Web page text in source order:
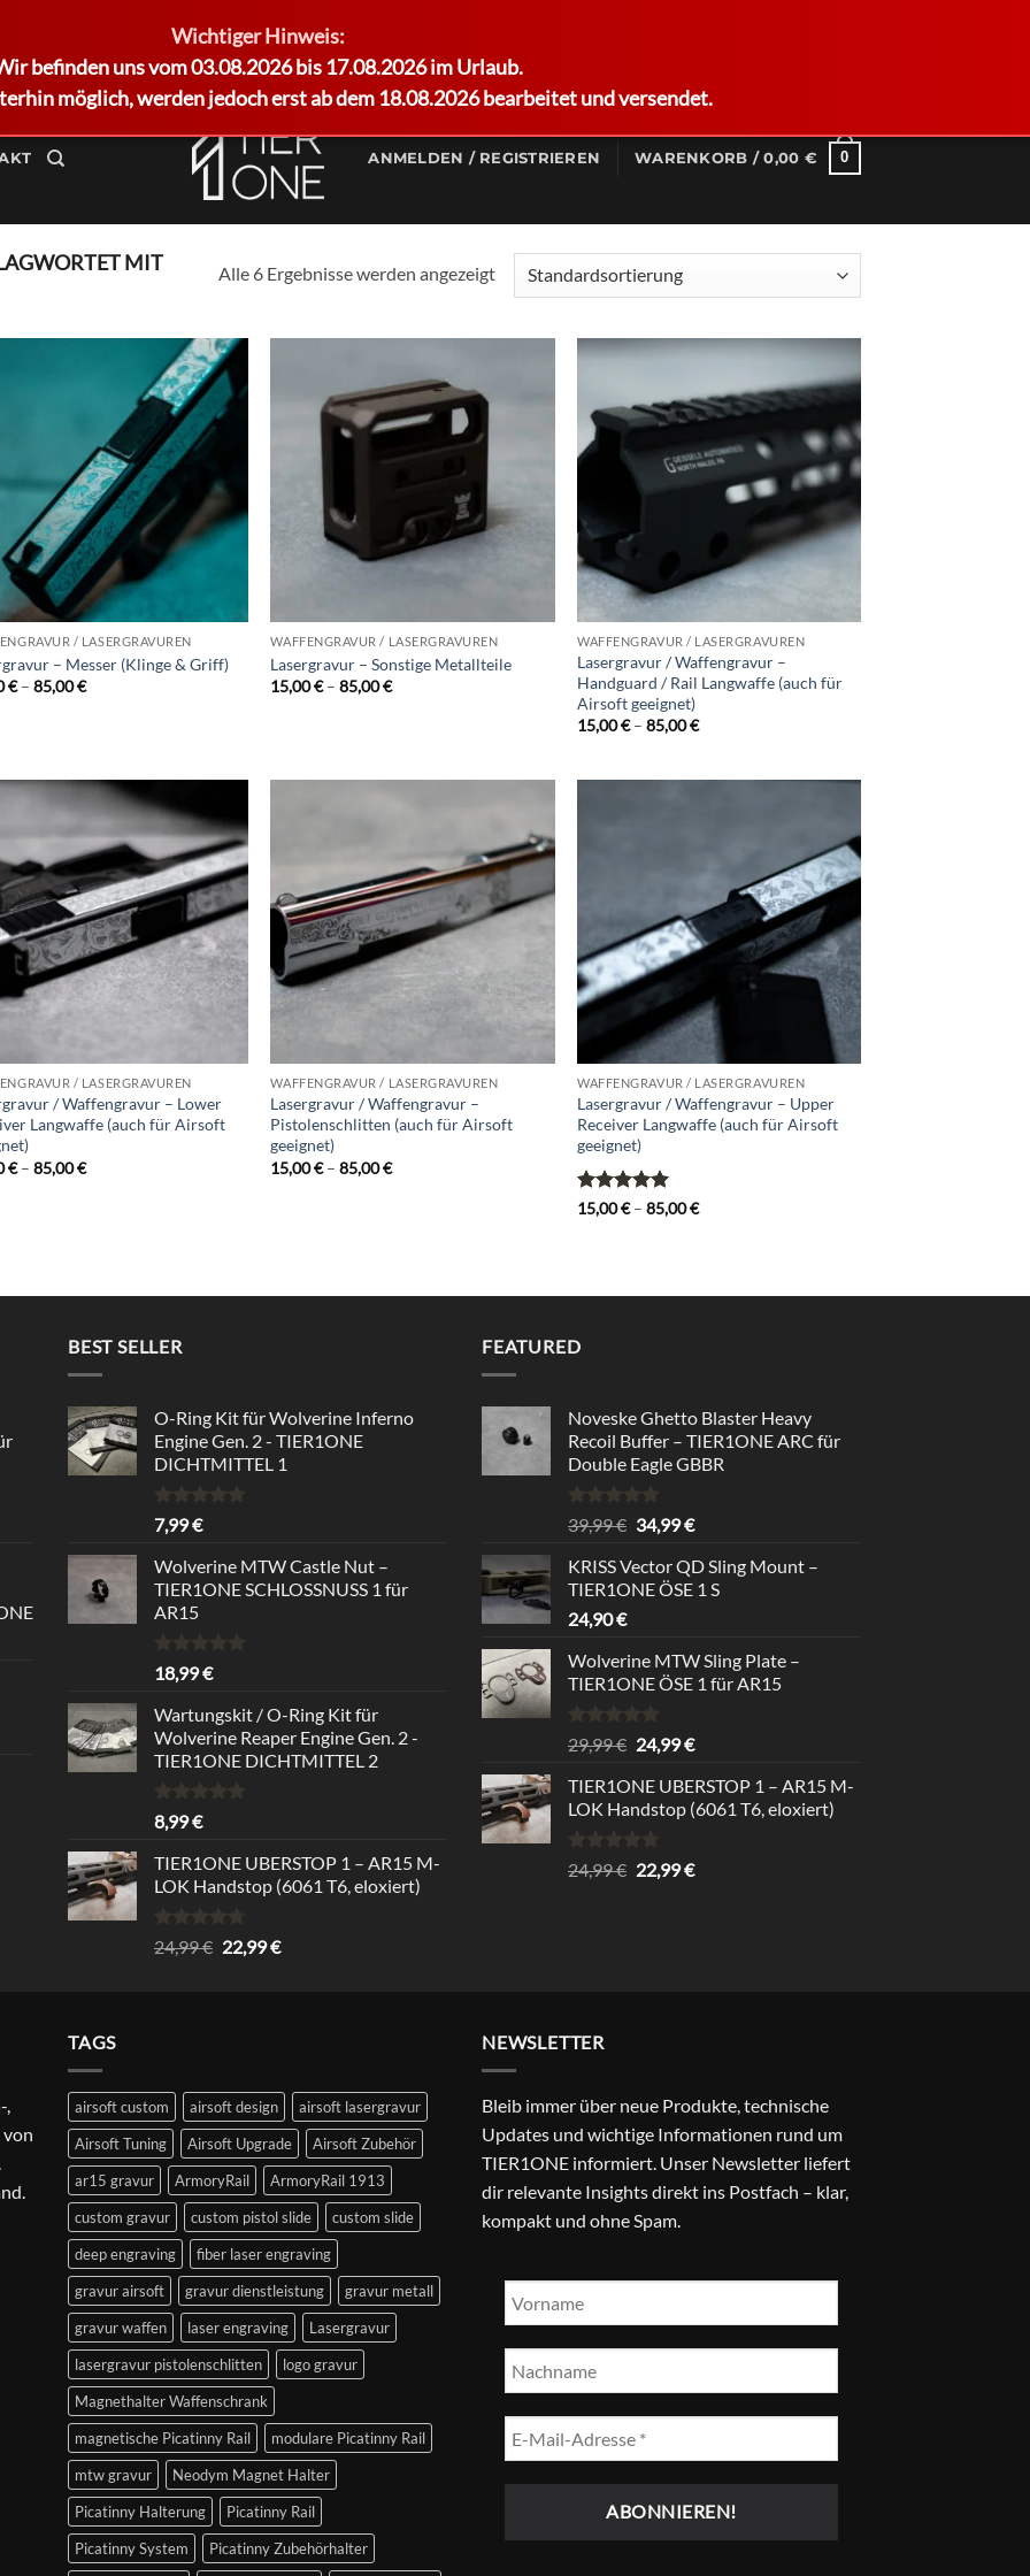
Wichtiger Hinweis:
befinden uns vom 03.08.2026 bis 17.08.2026 im Urlaub.
möglich, werden jedoch erst ab dem 18.08.2026 bearbeitet und versendet.
ANMELDEN / REGISTRIEREN WARENKORB /0,00 € 0
MIT
Alle 6 Ergebnisse werden angezeigt
Add to
wishlist
/ LASERGRAVUREN
– Messer (Klinge & Griff)
€ – 85,00€Preisspanne:
WAFFENGRAVUR / LASERGRAVUREN
Lasergravur – Sonstige Metallteile
15,00€ –85,00€Preisspanne:
Add to
WAFFENGRAVUR / LASERGRAVUREN
Lasergravur / Waffengravur –
Handguard / Rail Langwaffe (auch für
Airsoft geeignet)
15,00€ –85,00€Preisspanne:
Add to
wishlist
/ LASERGRAVUREN
/ Waffengravur – Lower
Langwaffe (auch für Airsoft
€ – 85,00€Preisspanne:
Add to
wishlist
WAFFENGRAVUR / LASERGRAVUREN
Lasergravur / Waffengravur –
Pistolenschlitten (auch für Airsoft
geeignet)
15,00€ –85,00€Preisspanne:
Add to
wishlist
WAFFENGRAVUR / LASERGRAVUREN
Lasergravur / Waffengravur – Upper
Receiver Langwaffe (auch für Airsoft
geeignet)
Bewertet
15,00€ –85,00€Preisspanne:
BEST SELLER
O-Ring Kit für Wolverine Inferno
Engine Gen. 2 - TIER1ONE
DICHTMITTEL 1
Bewertet
mit
von 5
7,99€
Wolverine MTW Castle Nut –
TIER1ONE SCHLOSSNUSS 1 für
AR15
Bewertet
mit
von 5
18,99€
Wartungskit / O-Ring Kit für
Wolverine Reaper Engine Gen. 2 -
TIER1ONE DICHTMITTEL 2
Bewertet
mit
von 5
8,99€
TIER1ONE UBERSTOP 1 – AR15 M-
LOK Handstop (6061 T6, eloxiert)
Bewertet
mit
24,99€ Ursprünglicher
22,99€Aktueller
FEATURED
Noveske Ghetto Blaster Heavy
Recoil Buffer – TIER1ONE ARC für
Double Eagle GBBR
Bewertet
mit
von 5
39,99€ Ursprünglicher
war:
39,99 €
34,99€Aktueller
ist:
34,99 €.
KRISS Vector QD Sling Mount –
TIER1ONE ÖSE 1 S
24,90€
Wolverine MTW Sling Plate –
TIER1ONE ÖSE 1 für AR15
Bewertet
mit
von 5
29,99€ Ursprünglicher
war:
29,99 €
24,99€Aktueller
ist:
24,99 €.
TIER1ONE UBERSTOP 1 – AR15 M-
LOK Handstop (6061 T6, eloxiert)
Bewertet
mit
24,99€ Ursprünglicher
22,99€Aktueller
TAGS
airsoft custom airsoft design
airsoft lasergravur
Airsoft Tuning
Airsoft Upgrade
Airsoft Zubehör
ar15 gravur
ArmoryRail
ArmoryRail 1913
custom gravur
custom pistol slide
custom slide
deep engraving
fiber laser engraving
gravur airsoft
gravur dienstleistung
gravur metall
gravur waffen
laser engraving
Lasergravur
lasergravur pistolenschlitten
logo gravur
Magnethalter Waffenschrank
magnetische Picatinny Rail
modulare Picatinny Rail
mtw gravur
Neodym Magnet Halter
Picatinny Halterung
Picatinny Rail
Picatinny System
Picatinny Zubehörhalter
NEWSLETTER
Bleib immer über neue Produkte, technische
Updates und wichtige Informationen rund um
TIER1ONE informiert. Unser Newsletter liefert
dir relevante Insights direkt ins Postfach – klar,
kompakt und ohne Spam.